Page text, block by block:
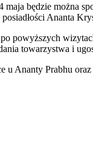
będzie można
Ananta
powyższych
towarzystwa i
u Ananty Prabhu